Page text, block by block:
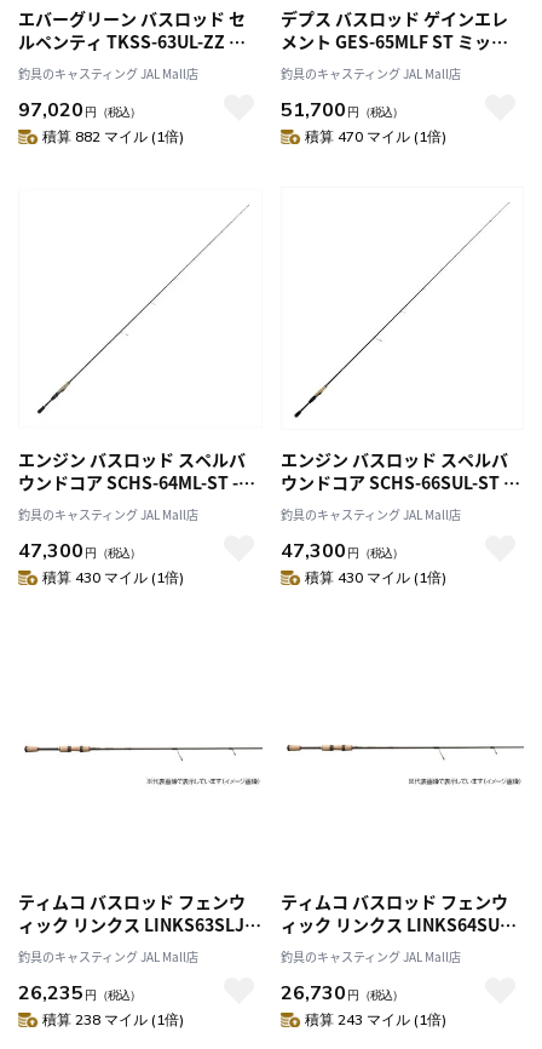
エバーグリーン バスロッド セ
ルペンティ TKSS-63UL-ZZ イ
ンクレディブルセンサー･デル
ジェスUL(スピニング 1ピース)
釣具のキャスティング JAL Mall店
97,020 円 （税込）
積算 882 マイル (1倍)
デプス バスロッド ゲインエレ
メント GES-65MLF ST ミッド
スピンエレメント (スピニン
グ/1ピース/グリップジョイン
ト)
釣具のキャスティング JAL Mall店
51,700 円 （税込）
積算 470 マイル (1倍)
エンジン バスロッド スペルバ
ウンドコア SCHS-64ML-ST -
SurfaceDance- （スピニン
グ・1ピース）
釣具のキャスティング JAL Mall店
47,300 円 （税込）
積算 430 マイル (1倍)
エンジン バスロッド スペルバ
ウンドコア SCHS-66SUL-ST -
Light Caro Special- （スピニ
ング・1ピース）
釣具のキャスティング JAL Mall店
47,300 円 （税込）
積算 430 マイル (1倍)
ティムコ バスロッド フェンウ
ィック リンクス LINKS63SLJ
(スピニング1ピース)
釣具のキャスティング JAL Mall店
26,235 円 （税込）
積算 238 マイル (1倍)
ティムコ バスロッド フェンウ
ィック リンクス LINKS64SULJ
(スピニング1ピース)
釣具のキャスティング JAL Mall店
26,730 円 （税込）
積算 243 マイル (1倍)